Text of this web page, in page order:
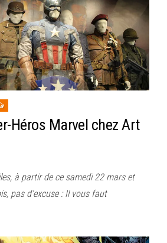
Héros Marvel chez Art
à partir de ce samedi 22 mars et
pas d’excuse : Il vous faut